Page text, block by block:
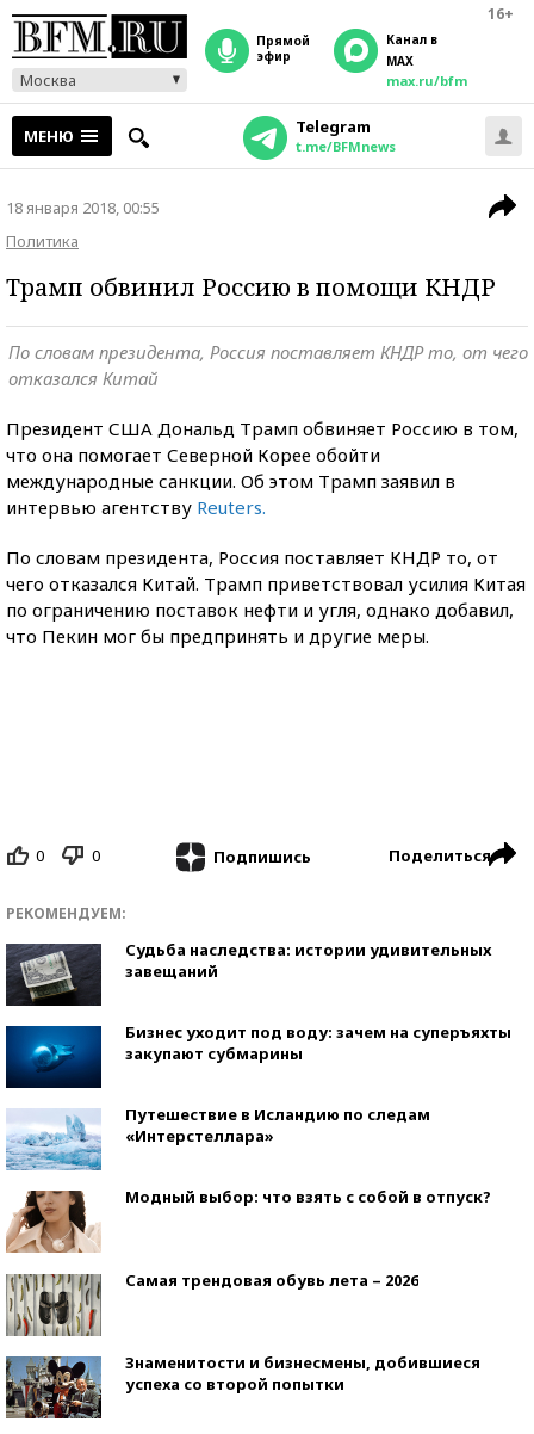
16+
Москва
прямой
эфир
Канал в
MAX
max.ru/bfm
МЕНЮ Telegram
t.me/BFMnews
18 января 2018, 00:55
Политика
Трамп обвинил Россию в помощи КНДР
По словам президента, Россия поставляет КНДР то, от чего
отказался Китай
Президент США Дональд Трамп обвиняет Россию в том,
что она помогает Северной Корее обойти
международные санкции. Об этом Трамп заявил в
интервью агентству Reuters.
По словам президента, Россия поставляет КНДР то, от
чего отказался Китай. Трамп приветствовал усилия Китая
по ограничению поставок нефти и угля, однако добавил,
что Пекин мог бы предпринять и другие меры.
0 0 Подпишись Поделиться
РЕКОМЕНДУЕМ:
Судьба наследства: истории удивительных
завещаний
Бизнес уходит под воду: зачем на суперъяхты
закупают субмарины
Путешествие в Исландию по следам
«Интерстеллара»
Модный выбор: что взять с собой в отпуск?
Самая трендовая обувь лета – 2026
Знаменитости и бизнесмены, добившиеся
успеха со второй попытки